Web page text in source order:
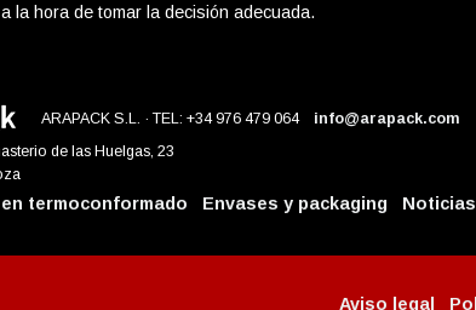
la hora de tomar la decisión adecuada.
ARAPACK S.L. · TEL: +34 976 479 064
info@arapack.com
de las Huelgas, 23
termoconformado Envases y packaging Noticias
Aviso legal